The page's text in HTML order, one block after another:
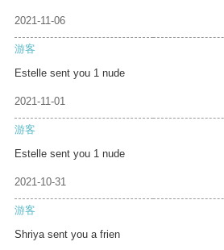
2021-11-06
游客
Estelle sent you 1 nude
2021-11-01
游客
Estelle sent you 1 nude
2021-10-31
游客
Shriya sent you a frien